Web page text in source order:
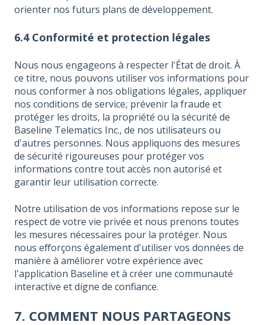
orienter nos futurs plans de développement.
6.4 Conformité et protection légales
Nous nous engageons à respecter l'État de droit. À
ce titre, nous pouvons utiliser vos informations pour
nous conformer à nos obligations légales, appliquer
nos conditions de service, prévenir la fraude et
protéger les droits, la propriété ou la sécurité de
Baseline Telematics Inc., de nos utilisateurs ou
d'autres personnes. Nous appliquons des mesures
de sécurité rigoureuses pour protéger vos
informations contre tout accès non autorisé et
garantir leur utilisation correcte.
Notre utilisation de vos informations repose sur le
respect de votre vie privée et nous prenons toutes
les mesures nécessaires pour la protéger. Nous
nous efforçons également d'utiliser vos données de
manière à améliorer votre expérience avec
l'application Baseline et à créer une communauté
interactive et digne de confiance.
7. COMMENT NOUS PARTAGEONS